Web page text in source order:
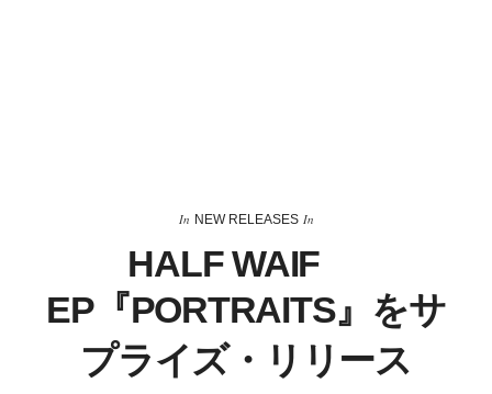
In NEW RELEASES In
HALF WAIF
EP『PORTRAITS』をサ
プライズ・リリース